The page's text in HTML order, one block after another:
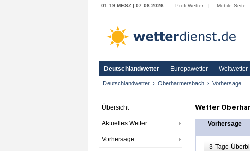
01:19 MESZ | 07.08.2026 Profi-Wetter | Mobile Seite
Deutschlandwetter Europawetter Weltwetter
Deutschlandwetter Oberharmersbach Vorhersage
Übersicht
Aktuelles Wetter
Vorhersage
Wetter
Vorhersage
3-Tage-